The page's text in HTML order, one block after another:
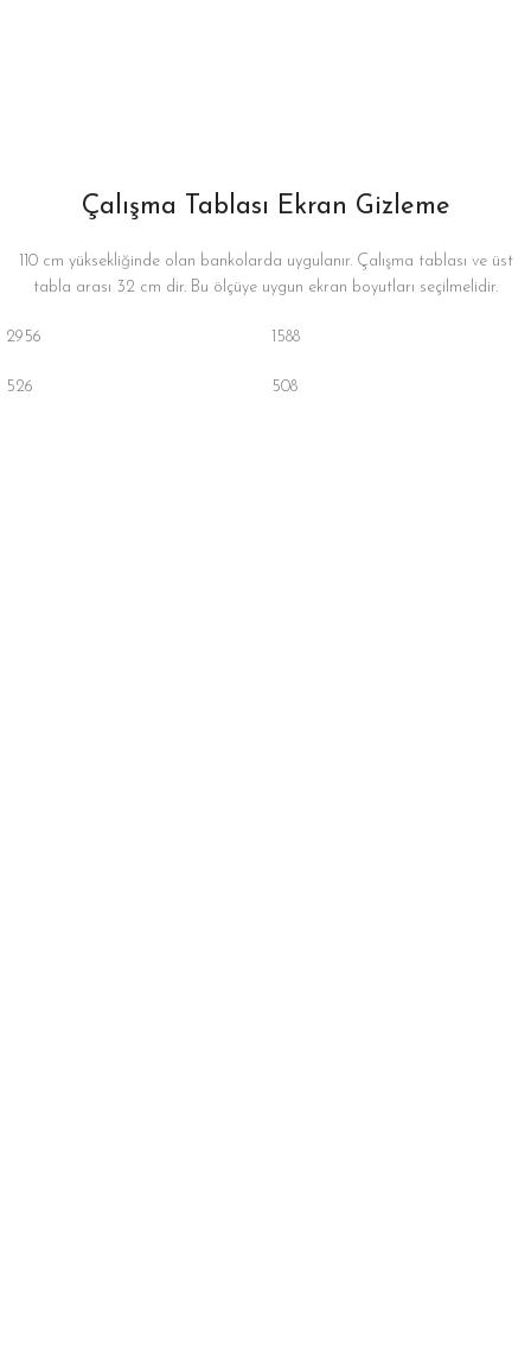
Çalışma Tablası Ekran Gizleme
110 cm yüksekliğinde olan bankolarda uygulanır. Çalışma tablası ve üst
tabla arası 32 cm dir. Bu ölçüye uygun ekran boyutları seçilmelidir.
2956
526
1588
508